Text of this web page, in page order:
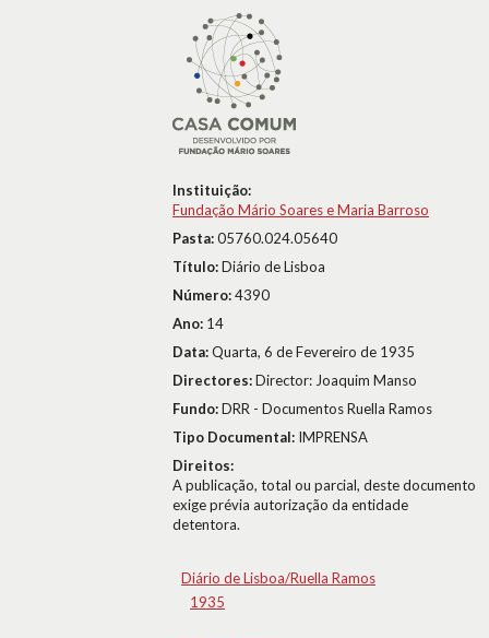
Instituição:
Fundação Mário Soares e Maria Barroso
Pasta:05760.024.05640
Título:Diário de Lisboa
Número:4390
Ano: 14
Data:Quarta, 6 de Fevereiro de 1935
Directores:Director: Joaquim Manso
Fundo:DRR - Documentos Ruella Ramos
Tipo Documental: IMPRENSA
Direitos:
A publicação, total ou parcial, deste documento
exige prévia autorização da entidade
detentora.
Diário de Lisboa/Ruella Ramos
1935